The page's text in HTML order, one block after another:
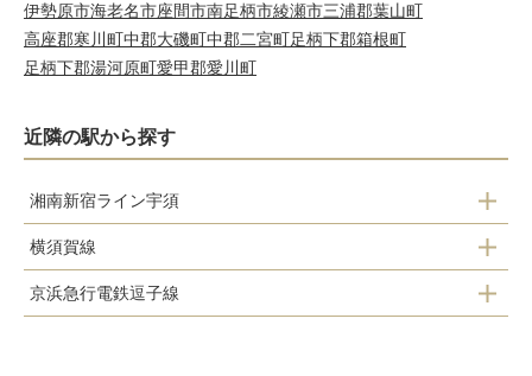
伊勢原市海老名市座間市南足柄市綾瀬市三浦郡葉山町
高座郡寒川町中郡大磯町中郡二宮町足柄下郡箱根町
足柄下郡湯河原町愛甲郡愛川町
近隣の駅から探す
湘南新宿ライン宇須
逗子駅
横須賀線
逗子駅
京浜急行電鉄逗子線